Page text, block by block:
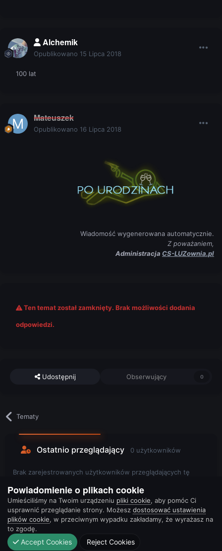
Alchemik
Opublikowano 15 Lipca 2018
100 lat
Mateuszek
Opublikowano 16 Lipca 2018
Wiadomość wygenerowana automatycznie.
Z poważaniem,
Administracja CS-LUZownia.pl
Ten temat został zamknięty. Brak możliwości dodania
odpowiedzi.
Udostępnij Obserwujący 0
Tematy
Ostatnio przeglądający 0 użytkowników
Brak zarejestrowanych użytkowników przeglądających tę
Powiadomienie o plikach cookie
Umieściliśmy na Twoim urządzeniu pliki cookie, aby pomóc Ci
usprawnić przeglądanie strony. Możesz dostosować ustawienia
plików cookie, w przeciwnym wypadku zakładamy, że wyrażasz na
to zgodę.
Accept Cookies Reject Cookies